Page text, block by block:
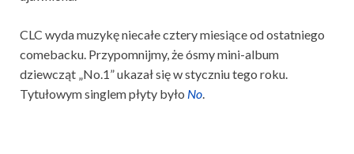
CLC wyda muzykę niecałe cztery miesiące od ostatniego
comebacku. Przypomnijmy, że ósmy mini-album
dziewcząt „No.1” ukazał się w styczniu tego roku.
Tytułowym singlem płyty było No.